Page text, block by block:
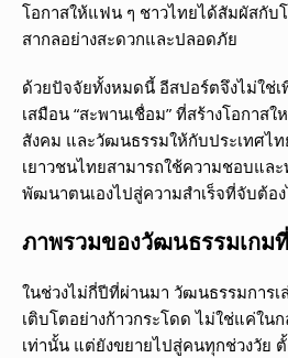
โอกาสให้แฟน ๆ ชาวไทยได้สัมผัสกับ
สากลอย่างสะดวกและปลอดภัย
ด้วยปัจจัยทั้งหมดนี้ อีสปอร์ตจึงไม่ใช่เ
เสมือน “สะพานเชื่อม” ที่สร้างโอกาส
สังคม และวัฒนธรรมให้กับประเทศไ
เยาวชนไทยสามารถใช้ความชอบแล
พัฒนาตนเองไปสู่ความสำเร็จที่จับต้อ
ภาพรวมของวัฒนธรรมเกม
ในช่วงไม่กี่ปีที่ผ่านมา วัฒนธรรมการเ
เติบโตอย่างก้าวกระโดด ไม่ใช่แค่ใน
เท่านั้น แต่ยังขยายไปสู่คนทุกช่วงวัย